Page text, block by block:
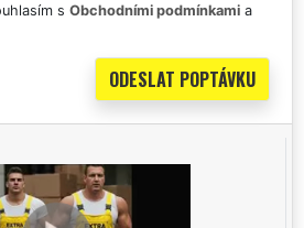
s Obchodními podmínkami a